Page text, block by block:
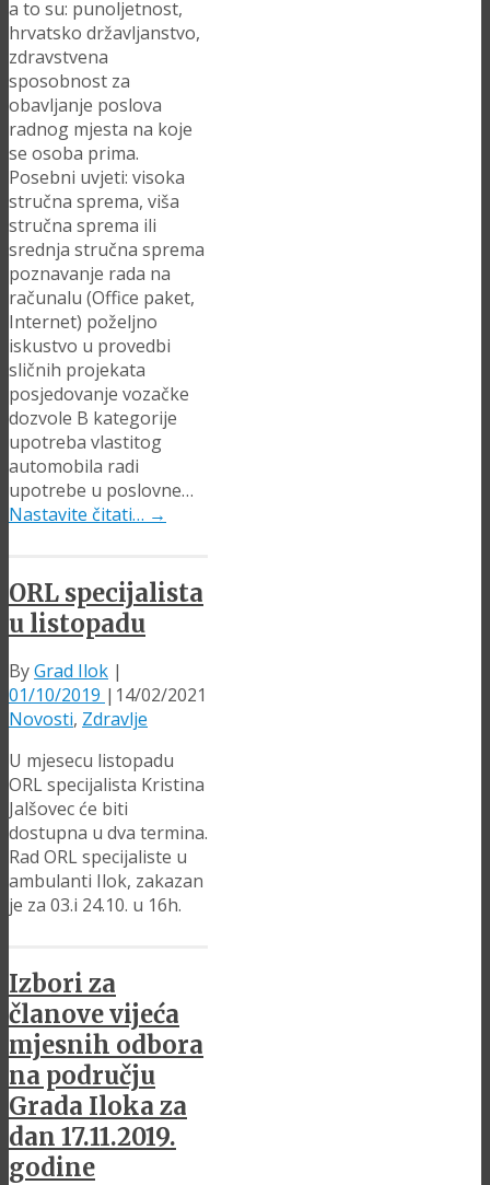
a to su: punoljetnost,
hrvatsko državljanstvo,
zdravstvena
sposobnost za
obavljanje poslova
radnog mjesta na koje
se osoba prima.
Posebni uvjeti: visoka
stručna sprema, viša
stručna sprema ili
srednja stručna sprema
poznavanje rada na
računalu (Office paket,
Internet) poželjno
iskustvo u provedbi
sličnih projekata
posjedovanje vozačke
dozvole B kategorije
upotreba vlastitog
automobila radi
upotrebe u poslovne…
Nastavite čitati… →
ORL specijalista
u listopadu
ByGrad Ilok |
01/10/2019 | 14/02/2021
Novosti, Zdravlje
U mjesecu listopadu
ORL specijalista Kristina
Jalšovec će biti
dostupna u dva termina.
Rad ORL specijaliste u
ambulanti Ilok, zakazan
je za 03.i 24.10. u 16h.
Izbori za
članove vijeća
mjesnih odbora
na području
Grada Iloka za
dan 17.11.2019.
godine